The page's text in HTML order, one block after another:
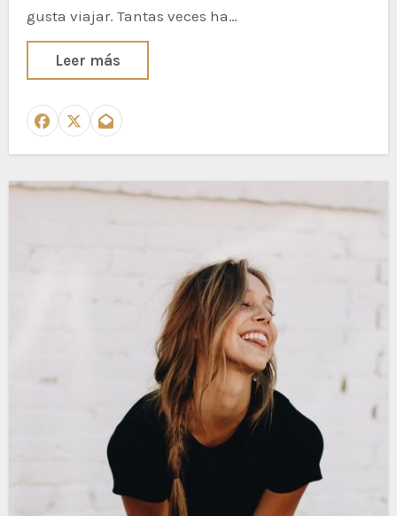
gusta viajar. Tantas veces ha…
Leer más